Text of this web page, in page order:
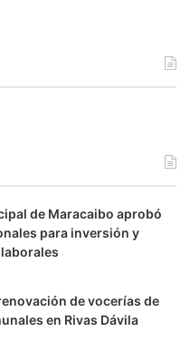
de Maracaibo aprobó
para inversión y
de vocerías de
en Rivas Dávila